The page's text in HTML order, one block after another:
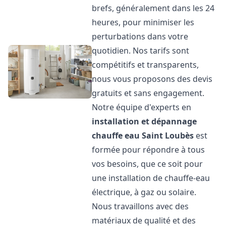
brefs, généralement dans les 24
heures, pour minimiser les
perturbations dans votre
quotidien. Nos tarifs sont
compétitifs et transparents,
nous vous proposons des devis
gratuits et sans engagement.
Notre équipe d'experts en
installation et dépannage
chauffe eau Saint Loubès est
formée pour répondre à tous
vos besoins, que ce soit pour
une installation de chauffe-eau
électrique, à gaz ou solaire.
Nous travaillons avec des
matériaux de qualité et des